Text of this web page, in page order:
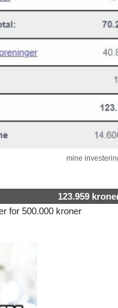
mine
123.959
for 500.000 kroner